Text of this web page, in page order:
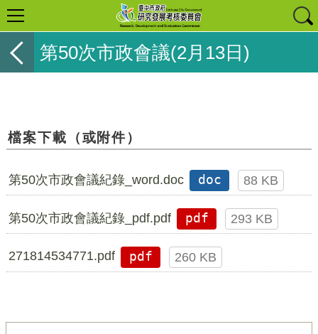
第50次市政會議(2月13日)
檔案下載（或附件）
第50次市政會議紀錄_word.doc doc 88 KB
第50次市政會議紀錄_pdf.pdf pdf 293 KB
271814534771.pdf pdf 260 KB